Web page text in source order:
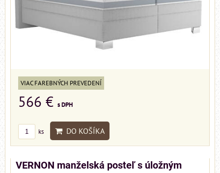
VIAC FAREBNÝCH PREVEDENÍ
566 € s DPH
ks DO KOŠÍKA
VERNON manželská posteľ s úložným